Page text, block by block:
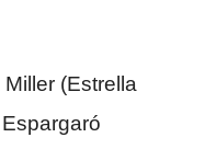
(Estrella